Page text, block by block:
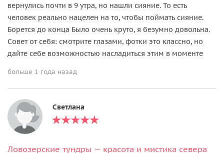
вернулись почти в 9 утра, но нашли сияние. То есть
человек реально нацелен на то, чтобы поймать сияние.
Борется до конца Было очень круто, я безумно довольна.
Совет от себя: смотрите глазами, фотки это классно, но
дайте себе возможностью насладиться этим в моменте
больше 1 года назад
Светлана
Ловозерские тундры — красота и мистика севера